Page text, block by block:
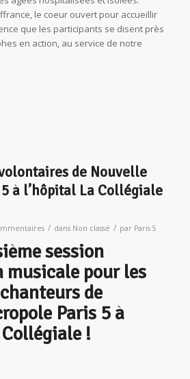
le coeur ouvert pour accueillir
que les participants se disent près
en action, au service de notre
de Nouvelle
à l’hôpital La Collégiale
/ dans Non classé / par Paris 5
session
musicale pour les
de
Paris 5 à
!